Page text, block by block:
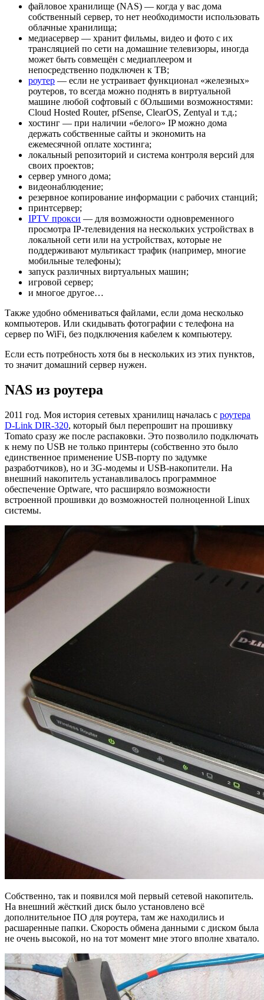
файловое хранилище (NAS) — когда у вас дома
собственный сервер, то нет необходимости использовать
облачные хранилища;
медиасервер — хранит фильмы, видео и фото с их
трансляцией по сети на домашние телевизоры, иногда
может быть совмещён с медиаплеером и
непосредственно подключен к ТВ;
роутер — если не устраивает функционал «железных»
роутеров, то всегда можно поднять в виртуальной
машине любой софтовый с бОльшими возможностями:
Cloud Hosted Router, pfSense, ClearOS, Zentyal и т.д.;
хостинг — при наличии «белого» IP можно дома
держать собственные сайты и экономить на
ежемесячной оплате хостинга;
локальный репозиторий и система контроля версий для
своих проектов;
сервер умного дома;
видеонаблюдение;
резервное копирование информации с рабочих станций;
принтсервер;
IPTV прокси — для возможности одновременного
просмотра IP-телевидения на нескольких устройствах в
локальной сети или на устройствах, которые не
поддерживают мультикаст трафик (например, многие
мобильные телефоны);
запуск различных виртуальных машин;
игровой сервер;
и многое другое…
Также удобно обмениваться файлами, если дома несколько
компьютеров. Или скидывать фотографии с телефона на
сервер по WiFi, без подключения кабелем к компьютеру.
Если есть потребность хотя бы в нескольких из этих пунктов,
то значит домашний сервер нужен.
NAS из роутера
2011 год. Моя история сетевых хранилищ началась с роутера
D-Link DIR-320, который был перепрошит на прошивку
Tomato сразу же после распаковки. Это позволило подключать
к нему по USB не только принтеры (собственно это было
единственное применение USB-порту по задумке
разработчиков), но и 3G-модемы и USB-накопители. На
внешний накопитель устанавливалось программное
обеспечение Optware, что расширяло возможности
встроенной прошивки до возможностей полноценной Linux
системы.
Собственно, так и появился мой первый сетевой накопитель.
На внешний жёсткий диск было установлено всё
дополнительное ПО для роутера, там же находились и
расшаренные папки. Скорость обмена данными с диском была
не очень высокой, но на тот момент мне этого вполне хватало.